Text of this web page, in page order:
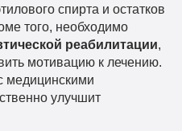
спирта и остатков
того, необходимо
реабилитации
мотивацию к лечению.
медицинскими
улучшит